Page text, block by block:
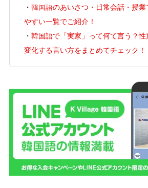
・ 韓国語のあいさつ・日常会話・授業
やすい一覧でご紹介！
・ 韓国語で「実家」って何て言う？
変化する言い方をまとめてチェック！